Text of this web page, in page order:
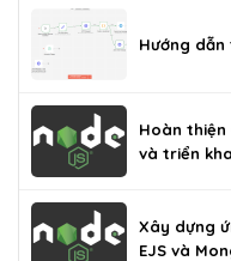
Hướng
Hoàn
và triển
Xây dựng
EJS và